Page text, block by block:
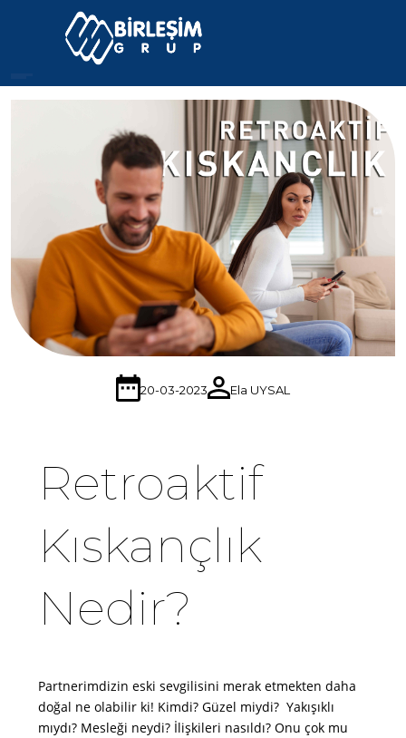
20-03-2023 Ela UYSAL
Retroaktif
Kıskançlık
Nedir?
Partnerimdizin eski sevgilisini merak etmekten daha
doğal ne olabilir ki! Kimdi? Güzel miydi? Yakışıklı
mıydı? Mesleği neydi? İlişkileri nasıldı? Onu çok mu